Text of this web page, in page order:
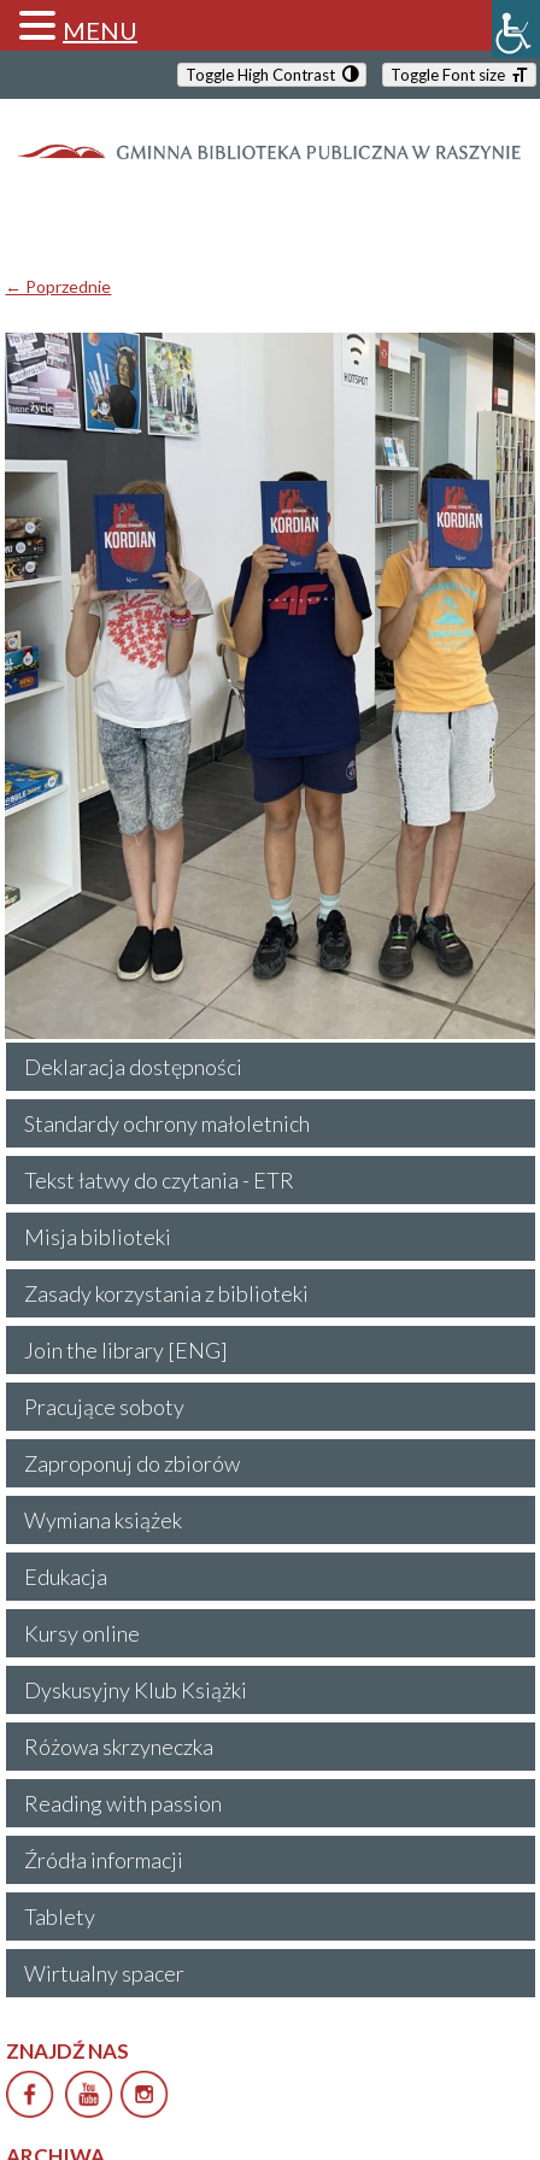
Toggle High Contrast Toggle Font size
← Poprzednie
Deklaracja dostępności
Standardy ochrony małoletnich
Tekst łatwy do czytania - ETR
Misja biblioteki
Zasady korzystania z biblioteki
Join the library [ENG]
Pracujące soboty
Zaproponuj do zbiorów
Wymiana książek
Edukacja
Kursy online
Dyskusyjny Klub Książki
Różowa skrzyneczka
Reading with passion
Źródła informacji
Tablety
Wirtualny spacer
ZNAJDŹ NAS
MENU